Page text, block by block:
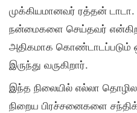
முக்கியமானவர் ரத்தன்
நன்மைகளை செய்தவர்
அதிகமாக கொண்டாடப்படும்
இருந்து வருகிறார்.
இந்த நிலையில் எல்லா
நிறைய பிரச்சனைகளை